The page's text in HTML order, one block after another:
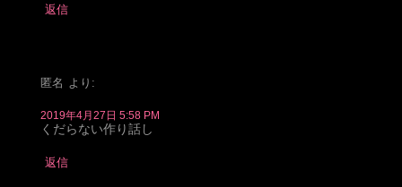
返信
匿名 より:
2019年4月27日 5:58 PM
くだらない作り話し
返信